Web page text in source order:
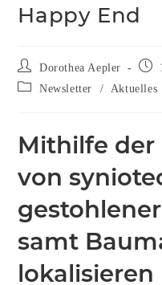
Happy End
Dorothea Aepler
Newsletter
/ Aktuelles
Mithilfe der
von
samt
lokalisieren